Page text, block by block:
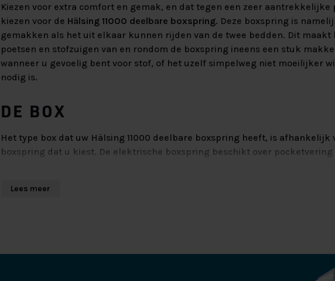
Kiezen voor extra comfort en gemak, en dat tegen een zeer aantrekkelijke
kiezen voor de Hälsing 11000 deelbare boxspring. Deze boxspring is
gemakken als het uit elkaar kunnen rijden van de twee bedden. Dit maakt
poetsen en stofzuigen van en rondom de boxspring ineens een stuk
wanneer u gevoelig bent voor stof, of het uzelf simpelweg niet moeilijker
nodig is.
DE BOX
Het type box dat uw Hälsing 11000 deelbare boxspring heeft, is afhankelijk
boxspring dat u kiest. De elektrische boxspring beschikt over pocketvering
Hierdoor krijgt u minder snel fysieke klachten, zoals aan uw nek of rug,
verzekerd dat u langdurig van uw boxspring kunt genieten. Zij verliezen
Lees meer